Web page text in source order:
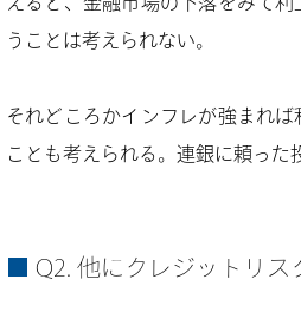
うことは考えられない。
それどころかインフレが強まれ
ことも考えられる。連銀に頼った
Q2. 他にクレジットリス